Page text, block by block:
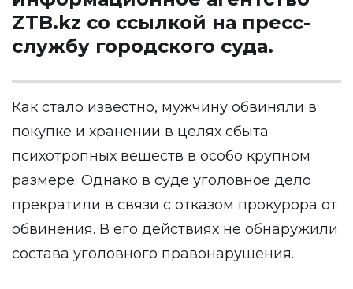
ZTB.kz со ссылкой на пресс-
службу городского суда.
Как стало известно, мужчину обвиняли в
покупке и хранении в целях сбыта
психотропных веществ в особо крупном
размере. Однако в суде уголовное дело
прекратили в связи с отказом прокурора от
обвинения. В его действиях не обнаружили
состава уголовного правонарушения.